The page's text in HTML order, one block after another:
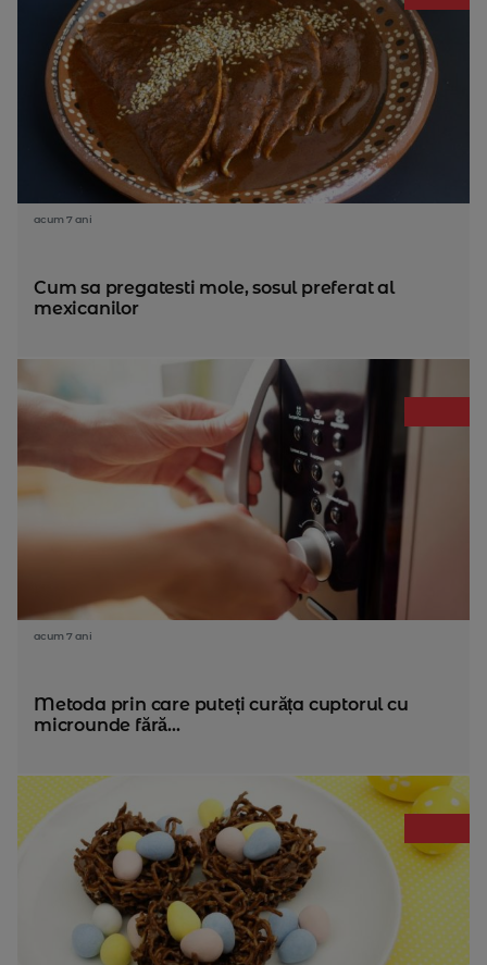
acum 7 ani
Cum sa pregatesti mole, sosul preferat al
mexicanilor
acum 7 ani
Metoda prin care puteți curăța cuptorul cu
microunde fără...